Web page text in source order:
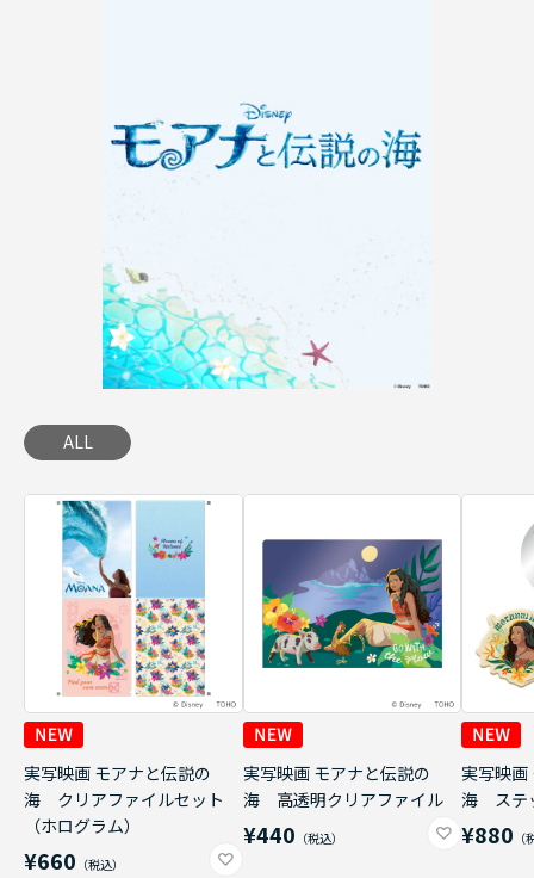
ALL
実写映画 モアナと伝説の
海 クリアファイルセット
（ホログラム）
¥660
実写映画 モアナと伝説の
海 高透明クリアファイル
¥440
実写映画
海 ステ
¥880